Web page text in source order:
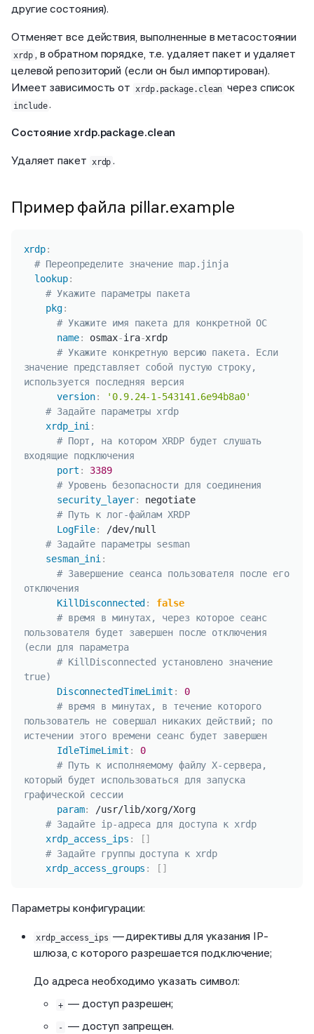
другие состояния).
Отменяет все действия, выполненные в метасостоянии
xrdp , в обратном порядке, т.е. удаляет пакет и удаляет
целевой репозиторий (если он был импортирован).
Имеет зависимость от
xrdp.package.clean через список
include .
Состояние xrdp.package.clean
Удаляет пакет
xrdp .
Пример файла pillar.example
xrdp:
# Переопределите значение map.jinja
lookup:
# Укажите параметры пакета
pkg:
# Укажите имя пакета для конкретной ОС
name: osmax-ira-xrdp
# Укажите конкретную версию пакета. Если
значение представляет собой пустую строку,
используется последняя версия
version:
'0.9.24-1-543141.6e94b8a0'
# Задайте параметры xrdp
xrdp_ini :
# Порт, на котором XRDP будет слушать
входящие подключения
port :
3389
# Уровень безопасности для соединения
security_layer:
negotiate
# Путь к лог-файлам XRDP
LogFile:
/dev/null
# Задайте параметры sesman
sesman_ini :
# Завершение сеанса пользователя после его
отключения
KillDisconnected :
false
# время в минутах, через которое сеанс
пользователя будет завершен после отключения
(если для параметра
# KillDisconnected установлено значение
true)
DisconnectedTimeLimit :
0
# время в минутах, в течение которого
пользователь не совершал никаких действий; по
истечении этого времени сеанс будет завершен
IdleTimeLimit :
0
# Путь к исполняемому файлу X-сервера,
который будет использоваться для запуска
графической сессии
param:
/usr/lib/xorg/Xorg
# Задайте ip-адреса для доступа к xrdp
xrdp_access_ips : []
# Задайте группы доступа к xrdp
xrdp_access_groups : [ ]
Параметры конфигурации:
xrdp_access_ips — директивы для указания IP-
шлюза, с которого разрешается подключение;
До адреса необходимо указать символ:
+ — доступ разрешен;
- — доступ запрещен.